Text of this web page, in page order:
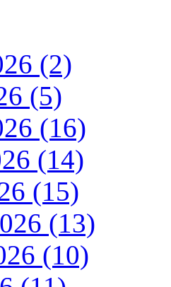
(2)
(5)
(16)
(14)
(15)
(13)
(10)